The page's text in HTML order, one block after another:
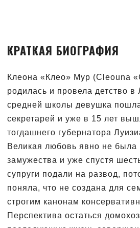
КРАТКАЯ БИОГРАФИЯ
Клеона «Клео» Мур (Cleouna
родилась и провела детство
средней школы девушка
секретарей и уже в 15 лет
тогдашнего губернатора
Великая любовь явно не была
замужества и уже спустя
супруги подали на развод,
поняла, что не создана для
строгим канонам
Перспектива остаться